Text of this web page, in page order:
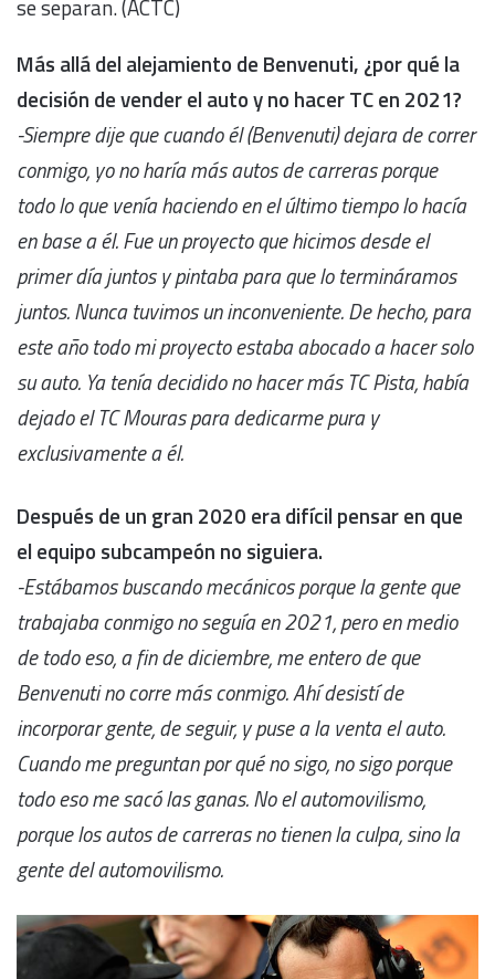
se separan. (ACTC)
Más allá del alejamiento de Benvenuti, ¿por qué la
decisión de vender el auto y no hacer TC en 2021?
-Siempre dije que cuando él (Benvenuti) dejara de correr
conmigo, yo no haría más autos de carreras porque
todo lo que venía haciendo en el último tiempo lo hacía
en base a él. Fue un proyecto que hicimos desde el
primer día juntos y pintaba para que lo termináramos
juntos. Nunca tuvimos un inconveniente. De hecho, para
este año todo mi proyecto estaba abocado a hacer solo
su auto. Ya tenía decidido no hacer más TC Pista, había
dejado el TC Mouras para dedicarme pura y
exclusivamente a él.
Después de un gran 2020 era difícil pensar en que
el equipo subcampeón no siguiera.
-Estábamos buscando mecánicos porque la gente que
trabajaba conmigo no seguía en 2021, pero en medio
de todo eso, a fin de diciembre, me entero de que
Benvenuti no corre más conmigo. Ahí desistí de
incorporar gente, de seguir, y puse a la venta el auto.
Cuando me preguntan por qué no sigo, no sigo porque
todo eso me sacó las ganas. No el automovilismo,
porque los autos de carreras no tienen la culpa, sino la
gente del automovilismo.